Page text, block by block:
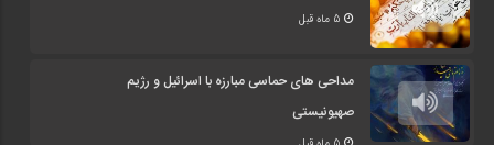
مداحی های حماسی مبارزه با اسرائیل و رژیم
صهیونیستی